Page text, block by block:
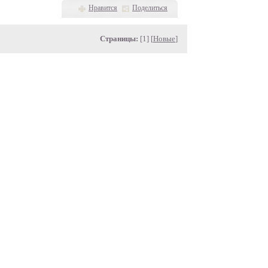
Нравится Поделиться
Страницы: [1] [Новые]